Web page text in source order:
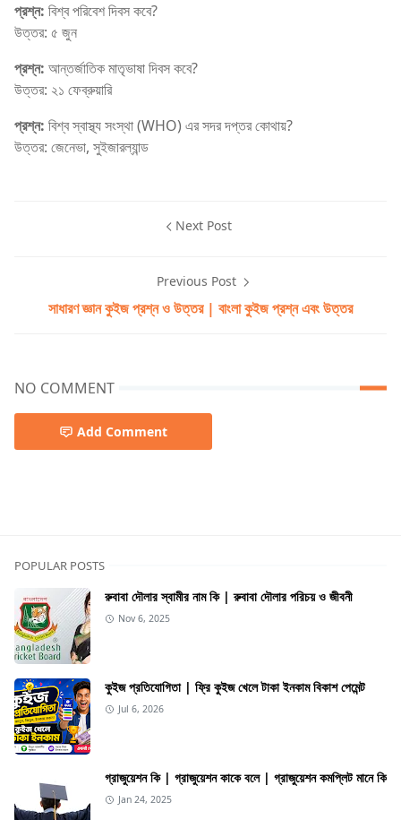
প্রশ্ন: বিশ্ব পরিবেশ দিবস কবে?
উত্তর: ৫ জুন
প্রশ্ন: আন্তর্জাতিক মাতৃভাষা দিবস কবে?
উত্তর: ২১ ফেব্রুয়ারি
প্রশ্ন: বিশ্ব স্বাস্থ্য সংস্থা (WHO) এর সদর দপ্তর কোথায়?
উত্তর: জেনেভা, সুইজারল্যান্ড
Next Post
Previous Post
সাধারণ জ্ঞান কুইজ প্রশ্ন ও উত্তর | বাংলা কুইজ প্রশ্ন এবং উত্তর
NO COMMENT
Add Comment
POPULAR POSTS
রুবাবা দৌলার স্বামীর নাম কি | রুবাবা দৌলার পরিচয় ও জীবনী
Nov 6, 2025
কুইজ প্রতিযোগিতা | ফ্রি কুইজ খেলে টাকা ইনকাম বিকাশ পেমেন্ট
Jul 6, 2026
গ্রাজুয়েশন কি | গ্রাজুয়েশন কাকে বলে | গ্রাজুয়েশন কমপ্লিট মানে কি
Jan 24, 2025